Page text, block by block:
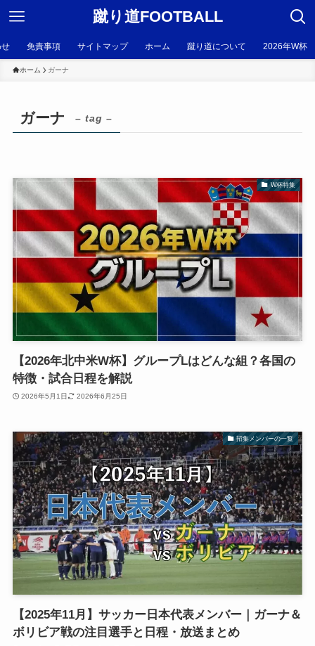
蹴り道FOOTBALL
免責事項 サイトマップ ホーム 蹴り道について 2026年W杯
ホーム ガーナ
ガーナ – tag –
W杯特集
【2026年北中米W杯】グループLはどんな組？各国の
特徴・試合日程を解説
2026年5月1日 2026年6月25日
招集メンバーの一覧
【2025年11月】サッカー日本代表メンバー｜ガーナ＆
ボリビア戦の注目選手と日程・放送まとめ